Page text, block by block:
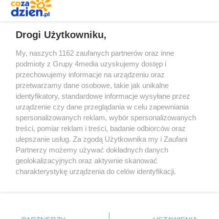
Prywatność Reklama Redakcja Praca Kielce
Drogi Użytkowniku,
My, naszych 1162 zaufanych partnerów oraz inne
podmioty z Grupy 4media uzyskujemy dostęp i
przechowujemy informacje na urządzeniu oraz
przetwarzamy dane osobowe, takie jak unikalne
identyfikatory, standardowe informacje wysyłane przez
urządzenie czy dane przeglądania w celu zapewniania
spersonalizowanych reklam, wybór spersonalizowanych
treści, pomiar reklam i treści, badanie odbiorców oraz
ulepszanie usług. Za zgodą Użytkownika my i Zaufani
Partnerzy możemy używać dokładnych danych
geolokalizacyjnych oraz aktywnie skanować
charakterystykę urządzenia do celów identyfikacji.
zmienić/wycofać klikając przycisk ustawień prywatności